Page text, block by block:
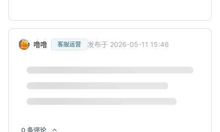
噜噜 客服运营 发布于 2026-05-11 15:46
0 条评论